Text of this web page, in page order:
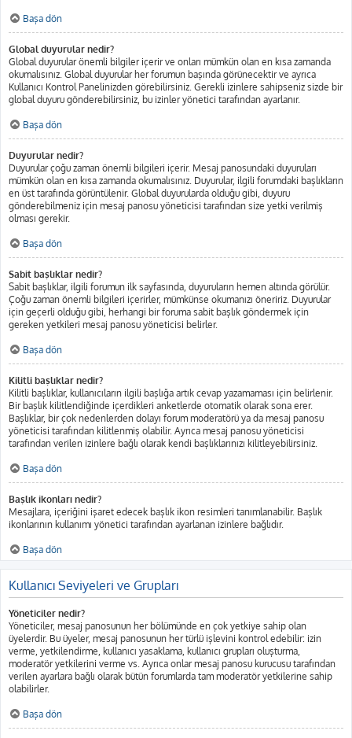
Başa dön
Global duyurular nedir?
Global duyurular önemli bilgiler içerir ve onları mümkün olan en kısa zamanda
okumalısınız. Global duyurular her forumun başında görünecektir ve ayrıca
Kullanıcı Kontrol Panelinizden görebilirsiniz. Gerekli izinlere sahipseniz sizde bir
global duyuru gönderebilirsiniz, bu izinler yönetici tarafından ayarlanır.
Başa dön
Duyurular nedir?
Duyurular çoğu zaman önemli bilgileri içerir. Mesaj panosundaki duyuruları
mümkün olan en kısa zamanda okumalısınız. Duyurular, ilgili forumdaki başlıkların
en üst tarafında görüntülenir. Global duyurularda olduğu gibi, duyuru
gönderebilmeniz için mesaj panosu yöneticisi tarafından size yetki verilmiş
olması gerekir.
Başa dön
Sabit başlıklar nedir?
Sabit başlıklar, ilgili forumun ilk sayfasında, duyuruların hemen altında görülür.
Çoğu zaman önemli bilgileri içerirler, mümkünse okumanızı öneririz. Duyurular
için geçerli olduğu gibi, herhangi bir foruma sabit başlık göndermek için
gereken yetkileri mesaj panosu yöneticisi belirler.
Başa dön
Kilitli başlıklar nedir?
Kilitli başlıklar, kullanıcıların ilgili başlığa artık cevap yazamaması için belirlenir.
Bir başlık kilitlendiğinde içerdikleri anketlerde otomatik olarak sona erer.
Başlıklar, bir çok nedenlerden dolayı forum moderatörü ya da mesaj panosu
yöneticisi tarafından kilitlenmiş olabilir. Ayrıca mesaj panosu yöneticisi
tarafından verilen izinlere bağlı olarak kendi başlıklarınızı kilitleyebilirsiniz.
Başa dön
Başlık ikonları nedir?
Mesajlara, içeriğini işaret edecek başlık ikon resimleri tanımlanabilir. Başlık
ikonlarının kullanımı yönetici tarafından ayarlanan izinlere bağlıdır.
Başa dön
Kullanıcı Seviyeleri ve Grupları
Yöneticiler nedir?
Yöneticiler, mesaj panosunun her bölümünde en çok yetkiye sahip olan
üyelerdir. Bu üyeler, mesaj panosunun her türlü işlevini kontrol edebilir: izin
verme, yetkilendirme, kullanıcı yasaklama, kullanıcı grupları oluşturma,
moderatör yetkilerini verme vs. Ayrıca onlar mesaj panosu kurucusu tarafından
verilen ayarlara bağlı olarak bütün forumlarda tam moderatör yetkilerine sahip
olabilirler.
Başa dön